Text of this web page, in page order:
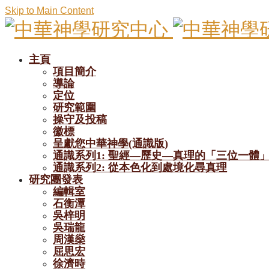
Skip to Main Content
主頁
項目簡介
導論
定位
研究範圍
操守及投稿
徽標
呈獻您中華神學(通識版)
通識系列1: 聖經—歷史—真理的「三位一體
通識系列2: 從本色化到處境化尋真理
研究團發表
編輯室
石衡潭
吳梓明
吳瑞龍
周漢燊
屈思宏
徐濟時